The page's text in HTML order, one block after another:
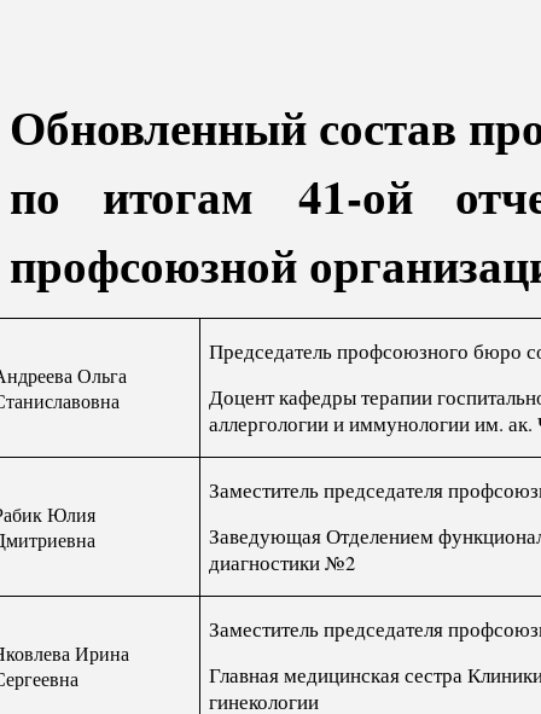
Обновленный состав
по итогам 41-ой
профсоюзной
Ольга
Председатель профсоюзного бюро
Доцент кафедры терапии
аллергологии и иммунологии им. ак.
Юлия
Заместитель председателя
Заведующая Отделением
диагностики №2
Ирина
Заместитель председателя
Главная медицинская сестра
гинекологии